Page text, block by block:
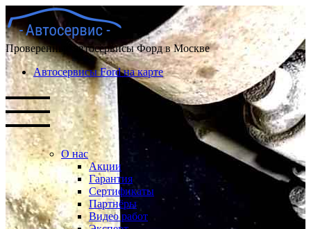
Проверенные автосервисы Форд в Москве
Автосервисы Ford на карте
О нас
Акции
Гарантия
Сертификаты
Партнёры
Видео работ